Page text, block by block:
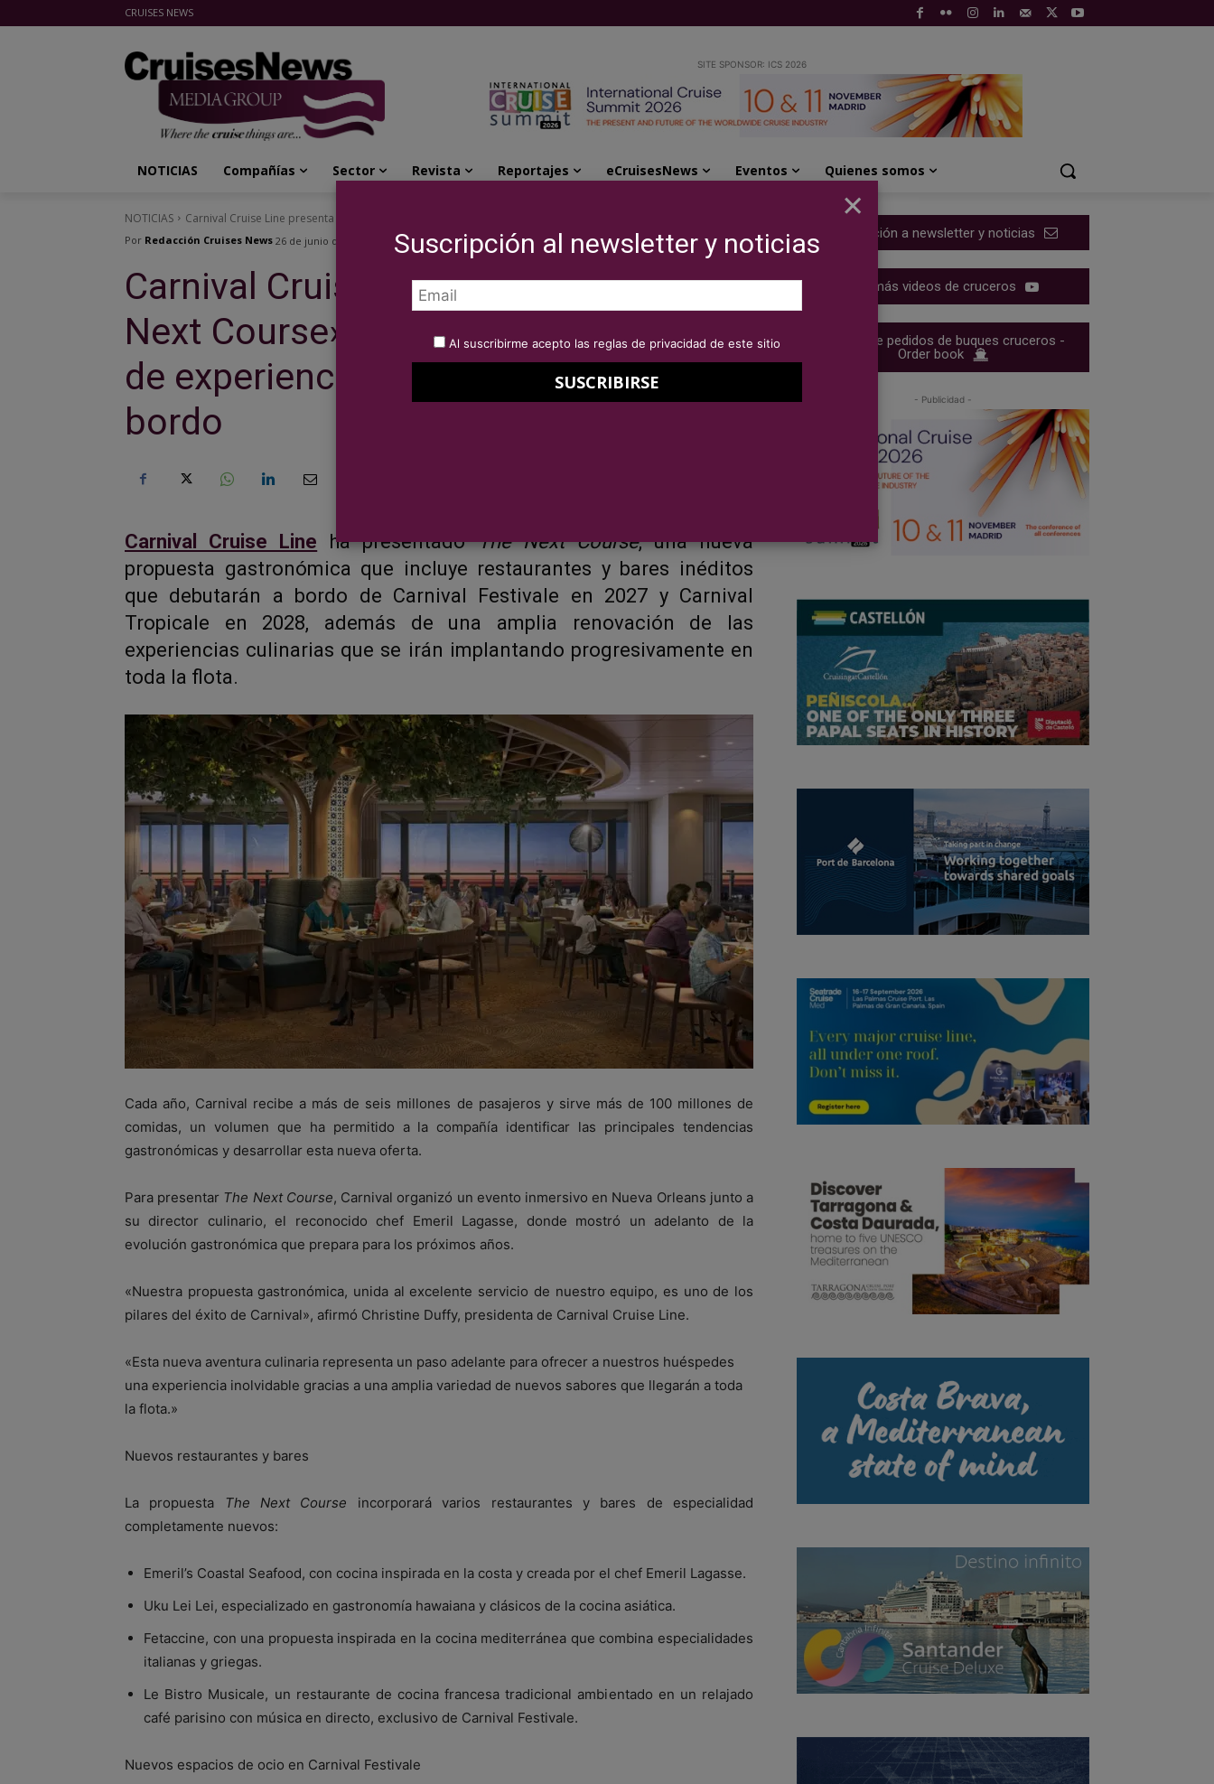
CRUISES NEWS
SITE SPONSOR: ICS 2026
NOTICIAS Compañías Sector Revista Reportajes eCruisesNews Eventos Quienes somos
NOTICIAS Carnival Cruise Line presenta "The Next Course", una nueva generación de experiencias...
Por Redacción Cruises News 26 de junio de 2026
Carnival Cruise Line presenta «The
Next Course», una nueva generación
de experiencias gastronómicas a
bordo
Carnival Cruise Line ha presentadoThe Next Course, una nueva
propuesta gastronómica que incluye restaurantes y bares inéditos
que debutarán a bordo de Carnival Festivale en 2027 y Carnival
Tropicale en 2028, además de una amplia renovación de las
experiencias culinarias que se irán implantando progresivamente en
toda la flota.
Cada año, Carnival recibe a más de seis millones de pasajeros y sirve más de 100 millones de
comidas, un volumen que ha permitido a la compañía identificar las principales tendencias
gastronómicas y desarrollar esta nueva oferta.
Para presentar The Next Course, Carnival organizó un evento inmersivo en Nueva Orleans junto a
su director culinario, el reconocido chef Emeril Lagasse, donde mostró un adelanto de la
evolución gastronómica que prepara para los próximos años.
«Nuestra propuesta gastronómica, unida al excelente servicio de nuestro equipo, es uno de los
pilares del éxito de Carnival», afirmó Christine Duffy, presidenta de Carnival Cruise Line.
«Esta nueva aventura culinaria representa un paso adelante para ofrecer a nuestros huéspedes
una experiencia inolvidable gracias a una amplia variedad de nuevos sabores que llegarán a toda
la flota.»
Nuevos restaurantes y bares
La propuesta The Next Course incorporará varios restaurantes y bares de especialidad
completamente nuevos:
Emeril’s Coastal Seafood, con cocina inspirada en la costa y creada por el chef Emeril Lagasse.
Uku Lei Lei, especializado en gastronomía hawaiana y clásicos de la cocina asiática.
Fetaccine, con una propuesta inspirada en la cocina mediterránea que combina especialidades
italianas y griegas.
Le Bistro Musicale, un restaurante de cocina francesa tradicional ambientado en un relajado
café parisino con música en directo, exclusivo de Carnival Festivale.
Nuevos espacios de ocio en Carnival Festivale
Suscripción a newsletter y noticias
Ver más videos de cruceros
Cartera de pedidos de buques cruceros -
Order book
- Publicidad -
×
Suscripción al newsletter y noticias
Al suscribirme acepto las reglas de privacidad de este sitio